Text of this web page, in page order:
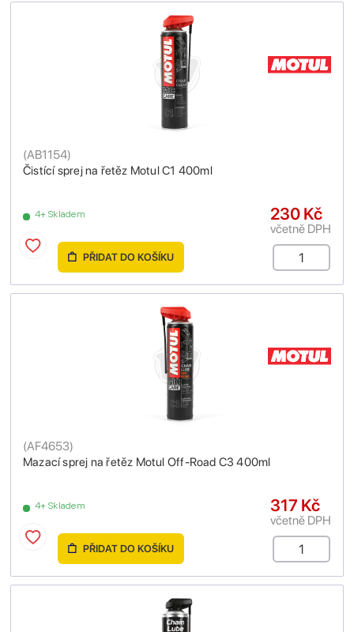
Čistící sprej na řetěz Motul C1 400ml
(AB1154)
4+ Skladem 230 Kč
včetně DPH
PŘIDAT DO KOŠÍKU
Mazací sprej na řetěz Motul Off-Road C3 400ml
(AF4653)
4+ Skladem 317 Kč
včetně DPH
PŘIDAT DO KOŠÍKU